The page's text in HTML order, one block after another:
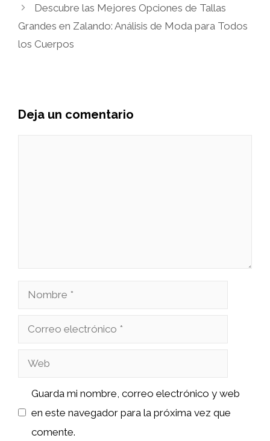
Descubre las Mejores Opciones de Tallas
Grandes en Zalando: Análisis de Moda para Todos
los Cuerpos
Deja un comentario
Nombre
Correo
Web
Guarda mi nombre, correo electrónico y web
en este navegador para la próxima vez que
comente.